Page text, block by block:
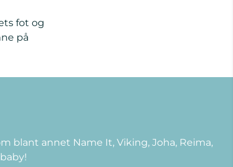
fot og
på
blant annet Name It, Viking, Joha, Reima,